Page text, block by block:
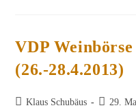
VDP
(26.-28.4.2013)
Beitrags-
Klaus Schubäus
Beitrag
29.